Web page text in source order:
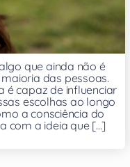
que ainda não é
das pessoas.
é capaz de influenciar
escolhas ao longo
a consciência do
com a ideia que [...]